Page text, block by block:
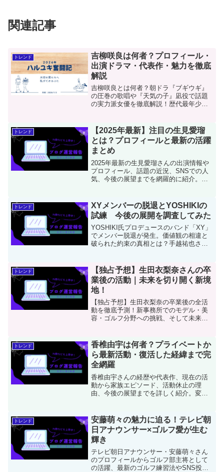
関連記事
トレンド
吉柳咲良は何者？プロフィール・
出演ドラマ・代表作・魅力を徹底
解説
吉柳咲良とは何者？朝ドラ『ブギウギ』
の圧巻の歌唱や『天気の子』凪役で話題
の実力派女優を徹底解説！歴代最年少で
な経歴や出演ドラマ、1st写真集の魅力を
詳しく紹介します。
トレンド
【2025年最新】注目の生見愛瑠
とは？プロフィールと最新の活躍
まとめ
2025年最新の生見愛瑠さんの出演情報や
プロフィール、話題の近況、SNSでの人
気、今後の展望までを網羅的に紹介。多
トレンド
XYメンバーの脱退とYOSHIKIの
試練 今後の展開を調査してみた
YOSHIKI氏プロデュースのバンド「XY」
でメンバー脱退が発生。価値観の相違と
破られた約束の真相とは？手越祐也さん
析。ファンの声も交えて詳しく解説しま
す。
トレンド
【独占予想】生田衣梨奈さんの卒
業後の活動｜未来を切り開く新境
地！
【独占予想】生田衣梨奈の卒業後の全活
動を徹底予測！新事務所でのモデル・美
容・ゴルフ分野への挑戦、そして未来を
トレンド
香椎由宇は何者？プライベートか
ら最新活動・復活した経緯まで完
全網羅
香椎由宇さんの経歴や代表作、現在の活
動から家族エピソード、活動休止の理
由、今後の展望までを詳しく紹介。変わ
トレンド
安藤萌々の魅力に迫る！テレビ朝
日アナウンサー×ゴルフ愛が生む
輝き
テレビ朝日アナウンサー・安藤萌々さん
のプロフィールからゴルフ部主将として
の活躍、最新のゴルフ練習法やSNS投